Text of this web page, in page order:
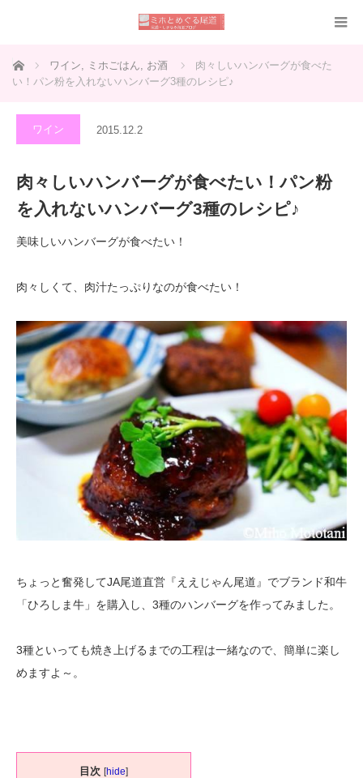
ホーム ワイン, ミホごはん, お酒
肉々しいハンバーグが食べた
い！パン粉を入れないハンバーグ3種のレシピ♪
ワイン 2015.12.2
肉々しいハンバーグが食べたい！パン粉
を入れないハンバーグ3種のレシピ♪
美味しいハンバーグが食べたい！
肉々しくて、肉汁たっぷりなのが食べたい！
ちょっと奮発してJA尾道直営『ええじゃん尾道』でブランド和牛
「ひろしま牛」を購入し、3種のハンバーグを作ってみました。
3種といっても焼き上げるまでの工程は一緒なので、簡単に楽し
めますよ～。
目次 [hide]